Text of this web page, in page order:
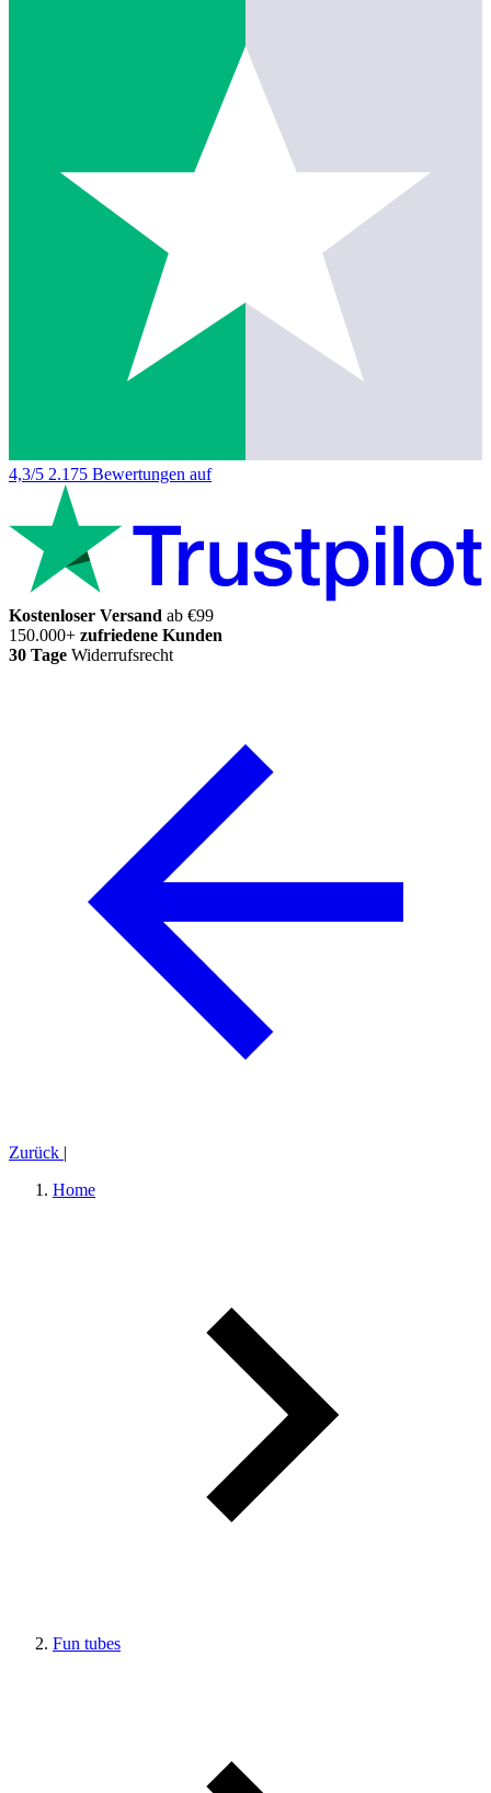
4,3/5 2.175 Bewertungen auf
Kostenloser Versand ab €99
150.000+ zufriedene Kunden
30 Tage Widerrufsrecht
Zurück |
Home
Fun tubes